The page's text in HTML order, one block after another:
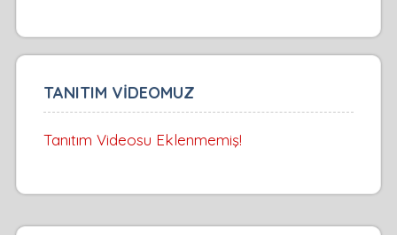
TANITIM VİDEOMUZ
Tanıtım Videosu Eklenmemiş!